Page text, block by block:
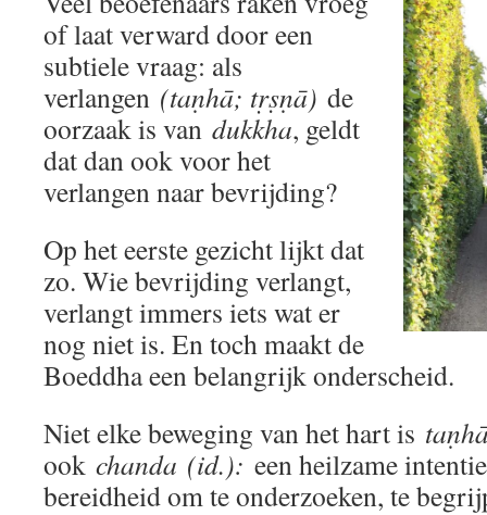
of laat verward door een
subtiele vraag: als
verlangen (taṇhā; tṛṣṇā) de
oorzaak is van dukkha, geldt
dat dan ook voor het
verlangen naar bevrijding?
Op het eerste gezicht lijkt dat
zo. Wie bevrijding verlangt,
verlangt immers iets wat er
nog niet is. En toch maakt de
Boeddha een belangrijk onderscheid.
Niet elke beweging van het hart is
ook chanda (id.): een heilzame
bereidheid om te onderzoeken, te